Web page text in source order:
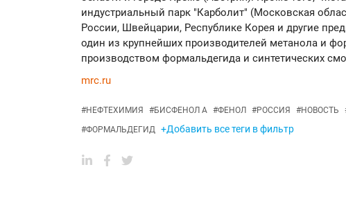
индустриальный парк "Карболит" (Московская
России, Швейцарии, Республике Корея и другие
один из крупнейших производителей метанола и
производством формальдегида и синтетических
mrc.ru
#НЕФТЕХИМИЯ #БИСФЕНОЛ А #ФЕНОЛ #РОССИЯ #НОВОСТЬ
#ФОРМАЛЬДЕГИД +Добавить все теги в фильтр